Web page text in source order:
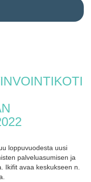
loppuvuodesta uusi
palveluasumisen ja
Ikifit avaa keskukseen n.